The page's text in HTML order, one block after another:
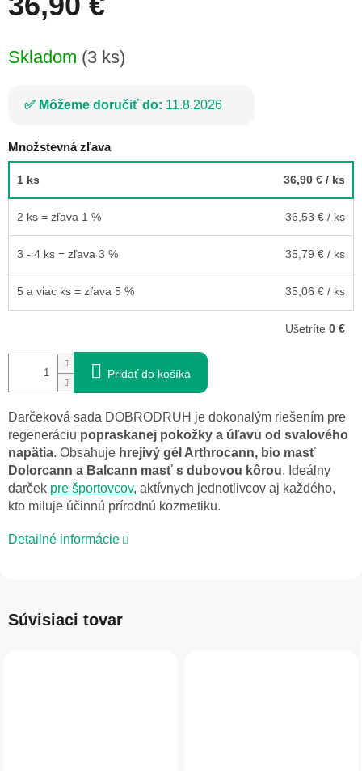
cena:
Skladom (3 ks)
Môžeme doručiť do: 11.8.2026
Množstevná zľava
1 ks 36,90 € / ks
2 ks = zľava 1 % 36,53 € / ks
3 - 4 ks = zľava 3 % 35,79 € / ks
5 a viac ks = zľava 5 % 35,06 € / ks
Ušetríte 0 €
Pridať do košíka
Darčeková sada DOBRODRUH je dokonalým riešením pre
regeneráciu popraskanej pokožky a úľavu od svalového
napätia. Obsahuje hrejivý gél Arthrocann, bio masť
Dolorcann a Balcann masť s dubovou kôrou. Ideálny
darček pre športovcov, aktívnych jednotlivcov aj každého,
kto miluje účinnú prírodnú kozmetiku.
Detailné informácie
Súvisiaci tovar